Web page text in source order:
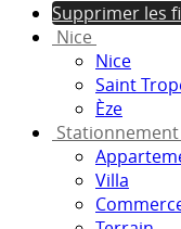
Supprimer les
Nice
Nice
Saint
Èze
Stationnement
Villa